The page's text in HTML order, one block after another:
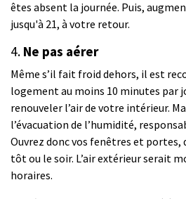
êtes absent la journée. Puis,
jusqu'à 21, à votre retour.
4. Ne pas aérer
Même s’il fait froid dehors, il est
logement au moins 10 minutes par
renouveler l’air de votre intérieur.
l’évacuation de l’humidité,
Ouvrez donc vos fenêtres et portes,
tôt ou le soir. L’air extérieur serait
horaires.